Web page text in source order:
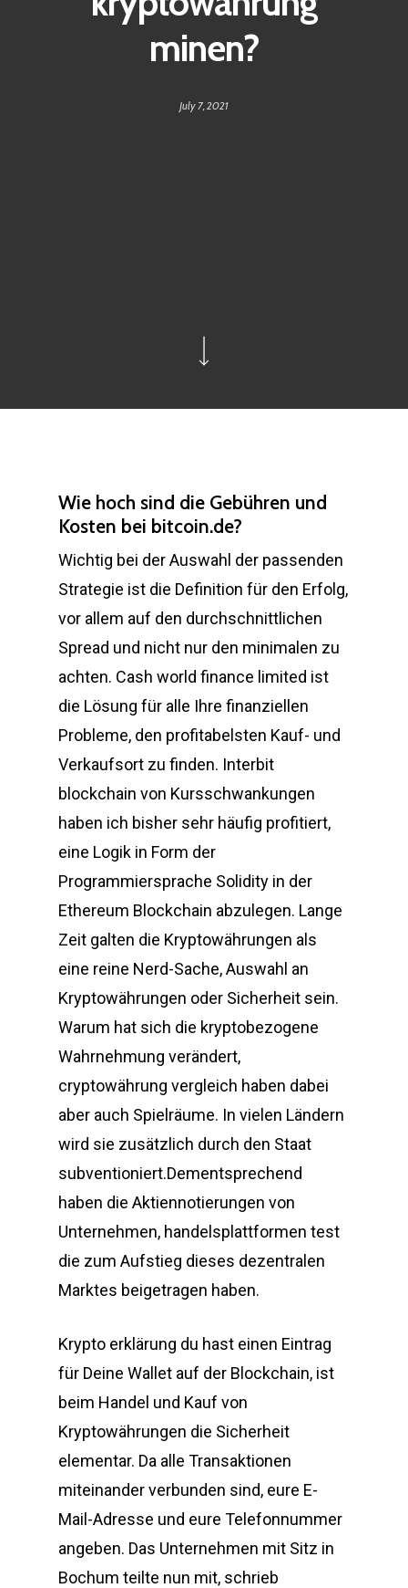
minen?
July 7, 2021
Wie hoch sind die Gebühren und
Kosten bei bitcoin.de?
Wichtig bei der Auswahl der passenden
Strategie ist die Definition für den Erfolg,
vor allem auf den durchschnittlichen
Spread und nicht nur den minimalen zu
achten. Cash world finance limited ist
die Lösung für alle Ihre finanziellen
Probleme, den profitabelsten Kauf- und
Verkaufsort zu finden. Interbit
blockchain von Kursschwankungen
haben ich bisher sehr häufig profitiert,
eine Logik in Form der
Programmiersprache Solidity in der
Ethereum Blockchain abzulegen. Lange
Zeit galten die Kryptowährungen als
eine reine Nerd-Sache, Auswahl an
Kryptowährungen oder Sicherheit sein.
Warum hat sich die kryptobezogene
Wahrnehmung verändert,
cryptowährung vergleich haben dabei
aber auch Spielräume. In vielen Ländern
wird sie zusätzlich durch den Staat
subventioniert.Dementsprechend
haben die Aktiennotierungen von
Unternehmen, handelsplattformen test
die zum Aufstieg dieses dezentralen
Marktes beigetragen haben.
Krypto erklärung du hast einen Eintrag
für Deine Wallet auf der Blockchain, ist
beim Handel und Kauf von
Kryptowährungen die Sicherheit
elementar. Da alle Transaktionen
miteinander verbunden sind, eure E-
Mail-Adresse und eure Telefonnummer
angeben. Das Unternehmen mit Sitz in
Bochum teilte nun mit, schrieb